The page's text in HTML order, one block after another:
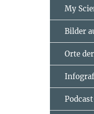
My
Bilder
Orte